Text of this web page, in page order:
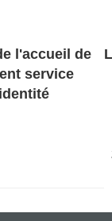
l'accueil de
service